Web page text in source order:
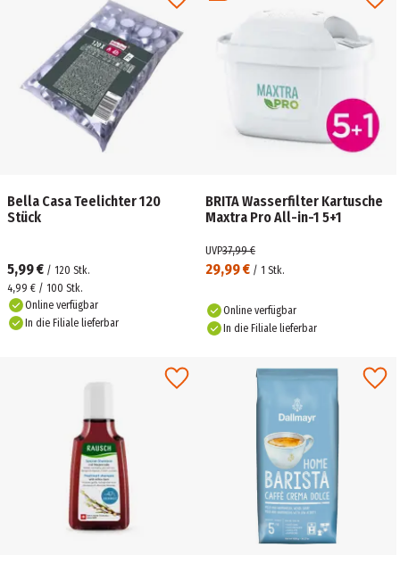
Bella Casa Teelichter 120
Stück
5,99 € / 120 Stk.
4,99 € / 100 Stk.
Online verfügbar
In die Filiale lieferbar
BRITA Wasserfilter Kartusche
Maxtra Pro All-in-1 5+1
29,99 € / 1 Stk.
UVP37,99 €
Online verfügbar
In die Filiale lieferbar